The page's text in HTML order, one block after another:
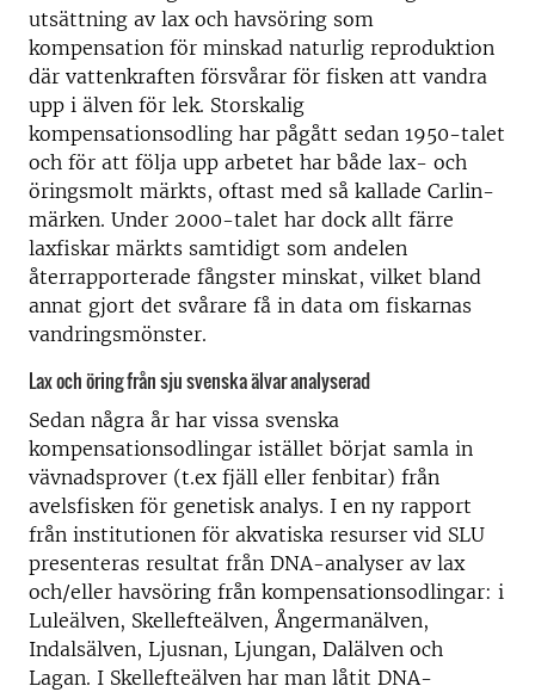
utsättning av lax och havsöring som
kompensation för minskad naturlig reproduktion
där vattenkraften försvårar för fisken att vandra
upp i älven för lek. Storskalig
kompensationsodling har pågått sedan 1950-talet
och för att följa upp arbetet har både lax- och
öringsmolt märkts, oftast med så kallade Carlin-
märken. Under 2000-talet har dock allt färre
laxfiskar märkts samtidigt som andelen
återrapporterade fångster minskat, vilket bland
annat gjort det svårare få in data om fiskarnas
vandringsmönster.
Lax och öring från sju svenska älvar analyserad
Sedan några år har vissa svenska
kompensationsodlingar istället börjat samla in
vävnadsprover (t.ex fjäll eller fenbitar) från
avelsfisken för genetisk analys. I en ny rapport
från institutionen för akvatiska resurser vid SLU
presenteras resultat från DNA-analyser av lax
och/eller havsöring från kompensationsodlingar: i
Luleälven, Skellefteälven, Ångermanälven,
Indalsälven, Ljusnan, Ljungan, Dalälven och
Lagan. I Skellefteälven har man låtit DNA-